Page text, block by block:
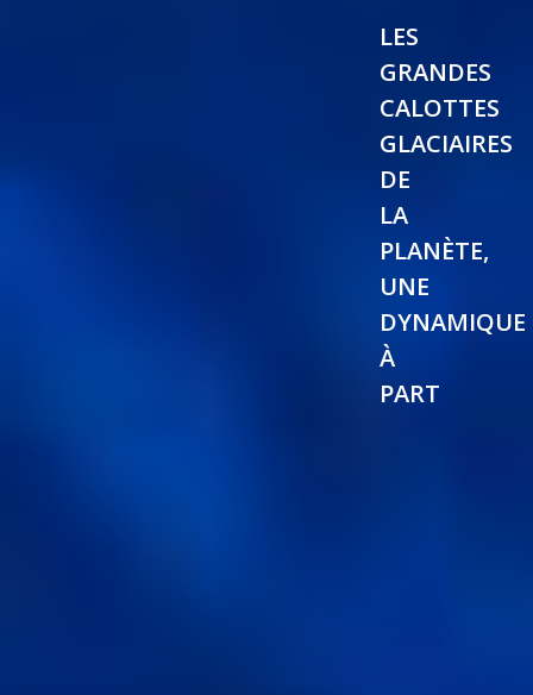
LES
GRANDES
CALOTTES
GLACIAIRES
DE
LA
PLANÈTE,
UNE
DYNAMIQUE
À
PART